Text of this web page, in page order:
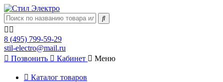
8 (495) 799-59-29
stil-electro@mail.ru
Позвонить
Кабинет Меню
Каталог товаров